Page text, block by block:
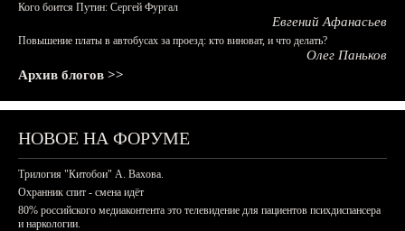
Кого боится Путин: Сергей Фургал
Евгений Афанасьев
Повышение платы в автобусах за проезд: кто виноват, и что делать?
Олег Паньков
Архив блогов >>
НОВОЕ НА ФОРУМЕ
Трилогия "Китобои" А. Вахова.
Охранник спит - смена идёт
80% российского медиаконтента это телевидение для пациентов психдиспансера
и наркологии.